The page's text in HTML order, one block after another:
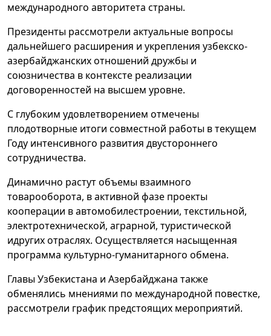
международного авторитета страны.
Президенты рассмотрели актуальные вопросы
дальнейшего расширения и укрепления узбекско-
азербайджанских отношений дружбы и
союзничества в контексте реализации
договоренностей на высшем уровне.
С глубоким удовлетворением отмечены
плодотворные итоги совместной работы в текущем
Году интенсивного развития двустороннего
сотрудничества.
Динамично растут объемы взаимного
товарооборота, в активной фазе проекты
кооперации в автомобилестроении, текстильной,
электротехнической, аграрной, туристической
идругих отраслях. Осуществляется насыщенная
программа культурно-гуманитарного обмена.
Главы Узбекистана и Азербайджана также
обменялись мнениями по международной повестке,
рассмотрели график предстоящих мероприятий.